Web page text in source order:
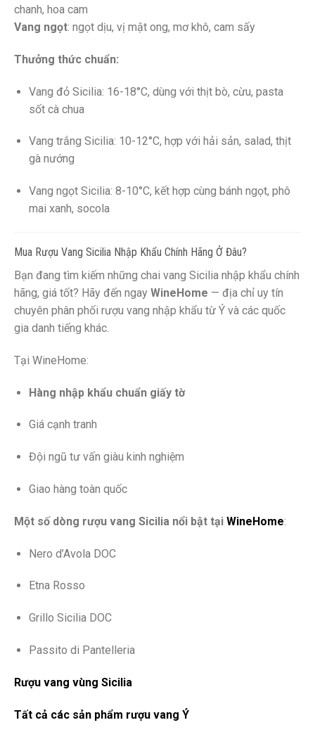
chanh, hoa cam
Vang ngọt: ngọt dịu, vị mật ong, mơ khô, cam sấy
Thưởng thức chuẩn:
Vang đỏ Sicilia: 16-18°C, dùng với thịt bò, cừu, pasta
sốt cà chua
Vang trắng Sicilia: 10-12°C, hợp với hải sản, salad, thịt
gà nướng
Vang ngọt Sicilia: 8-10°C, kết hợp cùng bánh ngọt, phô
mai xanh, socola
Mua Rượu Vang Sicilia Nhập Khẩu Chính Hãng Ở Đâu?
Bạn đang tìm kiếm những chai vang Sicilia nhập khẩu chính
hãng, giá tốt? Hãy đến ngay WineHome — địa chỉ uy tín
chuyên phân phối rượu vang nhập khẩu từ Ý và các quốc
gia danh tiếng khác.
Tại WineHome:
Hàng nhập khẩu chuẩn giấy tờ
Giá cạnh tranh
Đội ngũ tư vấn giàu kinh nghiệm
Giao hàng toàn quốc
Một số dòng rượu vang Sicilia nổi bật tại WineHome:
Nero d’Avola DOC
Etna Rosso
Grillo Sicilia DOC
Passito di Pantelleria
Rượu vang vùng Sicilia
Tất cả các sản phẩm rượu vang Ý